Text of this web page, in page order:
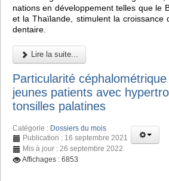
nations en développement telles que le
et la Thaïlande, stimulent la croissance
dentaire.
Lire la suite...
Particularité
jeunes patients avec
tonsilles palatines
Catégorie : Dossiers du mois
Publication : 16 septembre 2021
Mis à jour : 26 septembre 2022
Affichages : 6853